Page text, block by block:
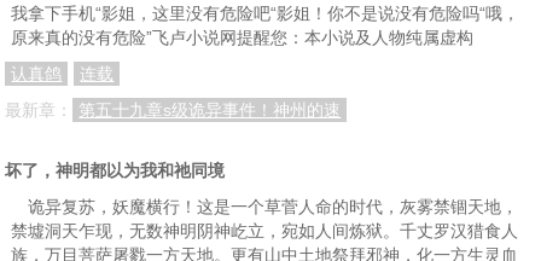
我拿下手机“影姐，这里没有危险吧“影姐！你不是说没有危险吗“哦，
原来真的没有危险”飞卢小说网提醒您：本小说及人物纯属虚构
认真鸽
连载
最新章：
第五十九章s级诡异事件！神州的速
坏了，神明都以为我和祂同境
诡异复苏，妖魔横行！这是一个草菅人命的时代，灰雾禁锢天地，
禁墟洞天乍现，无数神明阴神屹立，宛如人间炼狱。千丈罗汉猎食人
族，万目菩萨屠戮一方天地。更有山中土地祭拜邪神，化一方生灵血